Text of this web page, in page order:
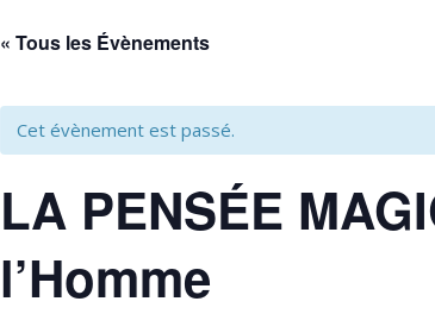
« Tous les Évènements
Cet évènement est passé.
LA PENSÉE
l’Homme